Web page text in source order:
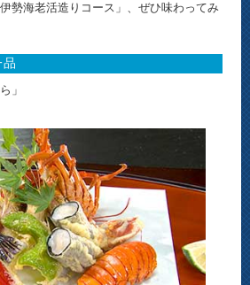
勢海老活造りコース」、ぜひ味わってみ
」